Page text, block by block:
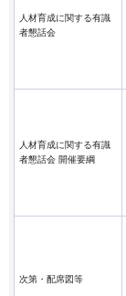
人材育成に関する有識
者懇話会
人材育成に関する有識
者懇話会 開催要綱
次第・配席図等